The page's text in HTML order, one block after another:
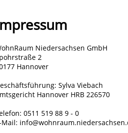
Niedersachsen GmbH
2
Hannover
Sylva Viebach
Hannover HRB 226570
0511 519 88 9 - 0
Mail: